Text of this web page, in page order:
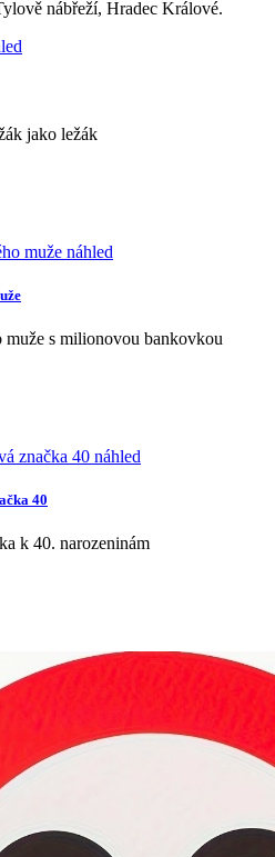
nábřeží, Hradec Králové.
jako ležák
náhled
muže s milionovou bankovkou
náhled
40
k 40. narozeninám